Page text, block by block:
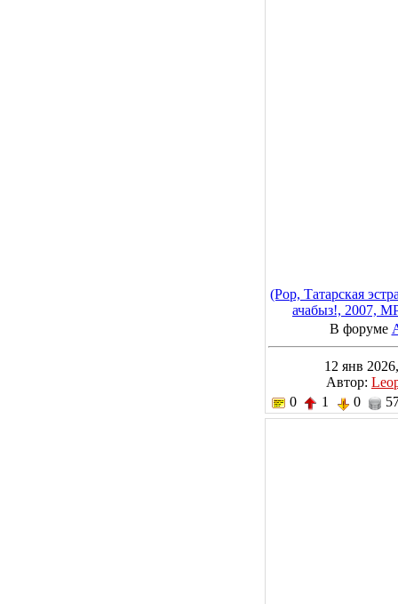
(Pop, Татарская
ачабыз!, 2007,
В форуме
12 янв
Автор:
0
1 0